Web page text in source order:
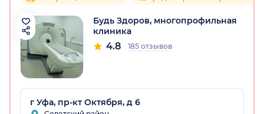
Будь Здоров, многопрофильная
клиника
4.8 185 отзывов
г Уфа, пр-кт Октября, д 6